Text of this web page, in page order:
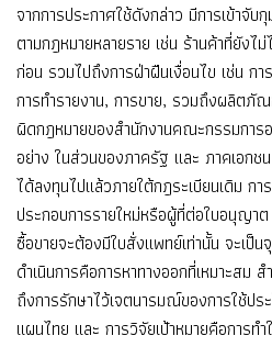
จากการประกาศใช้ดังกล่าว มีการเข้าจั
ตามกฎหมายหลายราย เช่น ร้านค้าที่ยัง
ก่อน รวมไปถึงการฝ่าฝืนเงื่อนไข เช่น ก
การทำรายงาน, การขาย, รวมถึงผลิต
ผิดกฎหมายของสำนักงานคณะกรรมการ
อย่าง ในส่วนของภาครัฐ และ ภาคเอกช
ได้ลงทุนไปแล้วภายใต้กฎระเบียนเดิม ก
ประกอบการรายใหม่หรือผู้ที่ต่อใบอนุญา
ซื้อขายจะต้องมีใบสั่งแพทย์เท่านั้น จะเป็
ดำเนินการคือการหาทางออกที่เหมาะสม
ถึงการรักษาไว้เจตนารมณ์ของการใช้ป
แผนไทย และ การวิจัยเป้าหมายคือการ